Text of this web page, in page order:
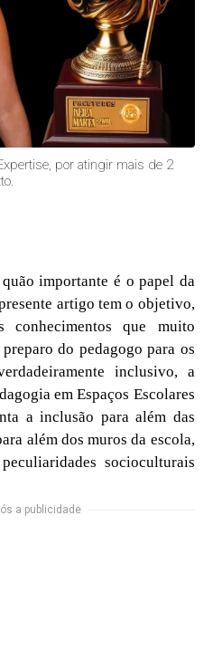
por atingir mais de 2
quão importante é o papel da
artigo tem o objetivo,
conhecimentos que muito
do pedagogo para os
inclusivo, a
em Espaços Escolares
a inclusão para além das
além dos muros da escola,
socioculturais
a publicidade